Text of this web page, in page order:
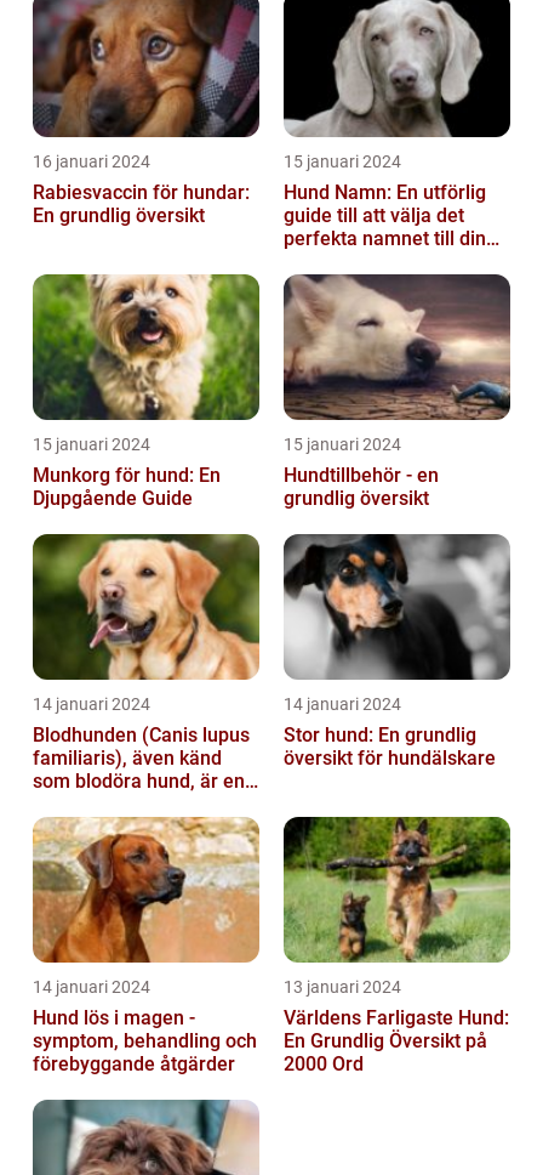
16 januari 2024
Rabiesvaccin för hundar:
En grundlig översikt
15 januari 2024
Hund Namn: En utförlig
guide till att välja det
perfekta namnet till din
15 januari 2024
Munkorg för hund: En
Djupgående Guide
15 januari 2024
Hundtillbehör - en
grundlig översikt
14 januari 2024
Blodhunden (Canis lupus
familiaris), även känd
som blodöra hund, är en
kara...
14 januari 2024
Stor hund: En grundlig
översikt för hundälskare
14 januari 2024
Hund lös i magen -
symptom, behandling och
förebyggande åtgärder
13 januari 2024
Världens Farligaste Hund:
En Grundlig Översikt på
2000 Ord